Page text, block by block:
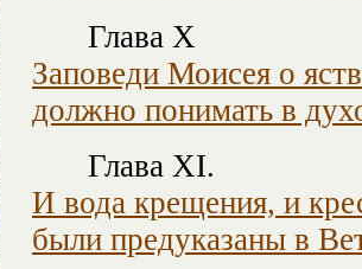
Глава X
Заповеди Моисея о
должно понимать в
Глава XI.
И вода крещения, и
были предуказаны в